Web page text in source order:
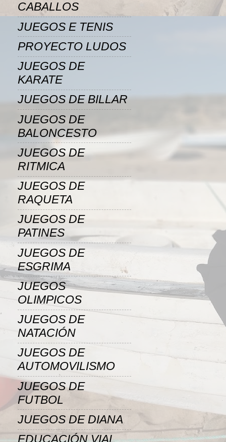
CABALLOS
JUEGOS E TENIS
PROYECTO LUDOS
JUEGOS DE
KARATE
JUEGOS DE BILLAR
JUEGOS DE
BALONCESTO
JUEGOS DE
RITMICA
JUEGOS DE
RAQUETA
JUEGOS DE
PATINES
JUEGOS DE
ESGRIMA
JUEGOS
OLIMPICOS
JUEGOS DE
NATACIÓN
JUEGOS DE
AUTOMOVILISMO
JUEGOS DE
FUTBOL
JUEGOS DE DIANA
EDUCACIÓN VIAL